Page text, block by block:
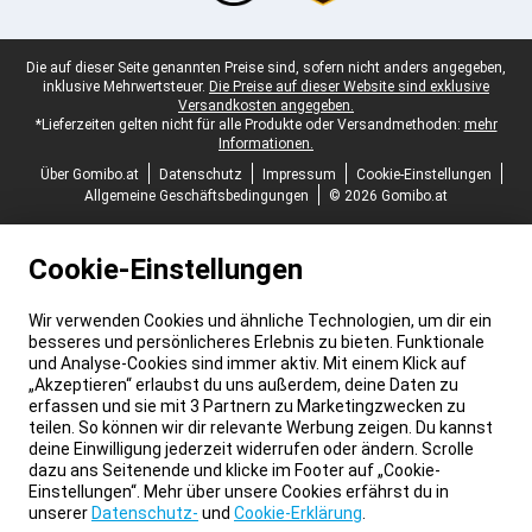
Juristische Fußzeile
Die auf dieser Seite genannten Preise sind, sofern nicht anders angegeben,
inklusive Mehrwertsteuer. Die Preise auf dieser Website sind exklusive
Versandkosten angegeben.
*Lieferzeiten gelten nicht für alle Produkte oder Versandmethoden: mehr
Informationen.
Über Gomibo.at
Datenschutz Impressum
Cookie-Einstellungen
Allgemeine Geschäftsbedingungen
© 2026 Gomibo.at
Cookie-Einstellungen
Wir verwenden Cookies und ähnliche Technologien, um dir ein
besseres und persönlicheres Erlebnis zu bieten. Funktionale
und Analyse-Cookies sind immer aktiv. Mit einem Klick auf
„Akzeptieren“ erlaubst du uns außerdem, deine Daten zu
erfassen und sie mit 3 Partnern zu Marketingzwecken zu
teilen. So können wir dir relevante Werbung zeigen. Du kannst
deine Einwilligung jederzeit widerrufen oder ändern. Scrolle
dazu ans Seitenende und klicke im Footer auf „Cookie-
Einstellungen“. Mehr über unsere Cookies erfährst du in
unserer Datenschutz- und Cookie-Erklärung